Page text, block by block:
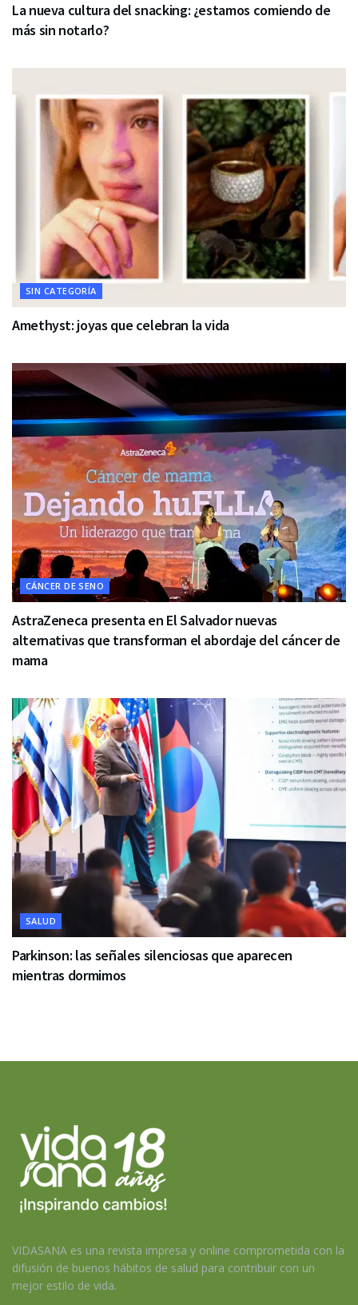
La nueva cultura del snacking: ¿estamos comiendo de
más sin notarlo?
SIN CATEGORÍA
Amethyst: joyas que celebran la vida
CÁNCER DE SENO
AstraZeneca presenta en El Salvador nuevas
alternativas que transforman el abordaje del cáncer de
mama
SALUD
Parkinson: las señales silenciosas que aparecen
mientras dormimos
VIDASANA es una revista impresa y online comprometida con la
difusión de buenos hábitos de salud para contribuir con un
mejor estilo de vida.